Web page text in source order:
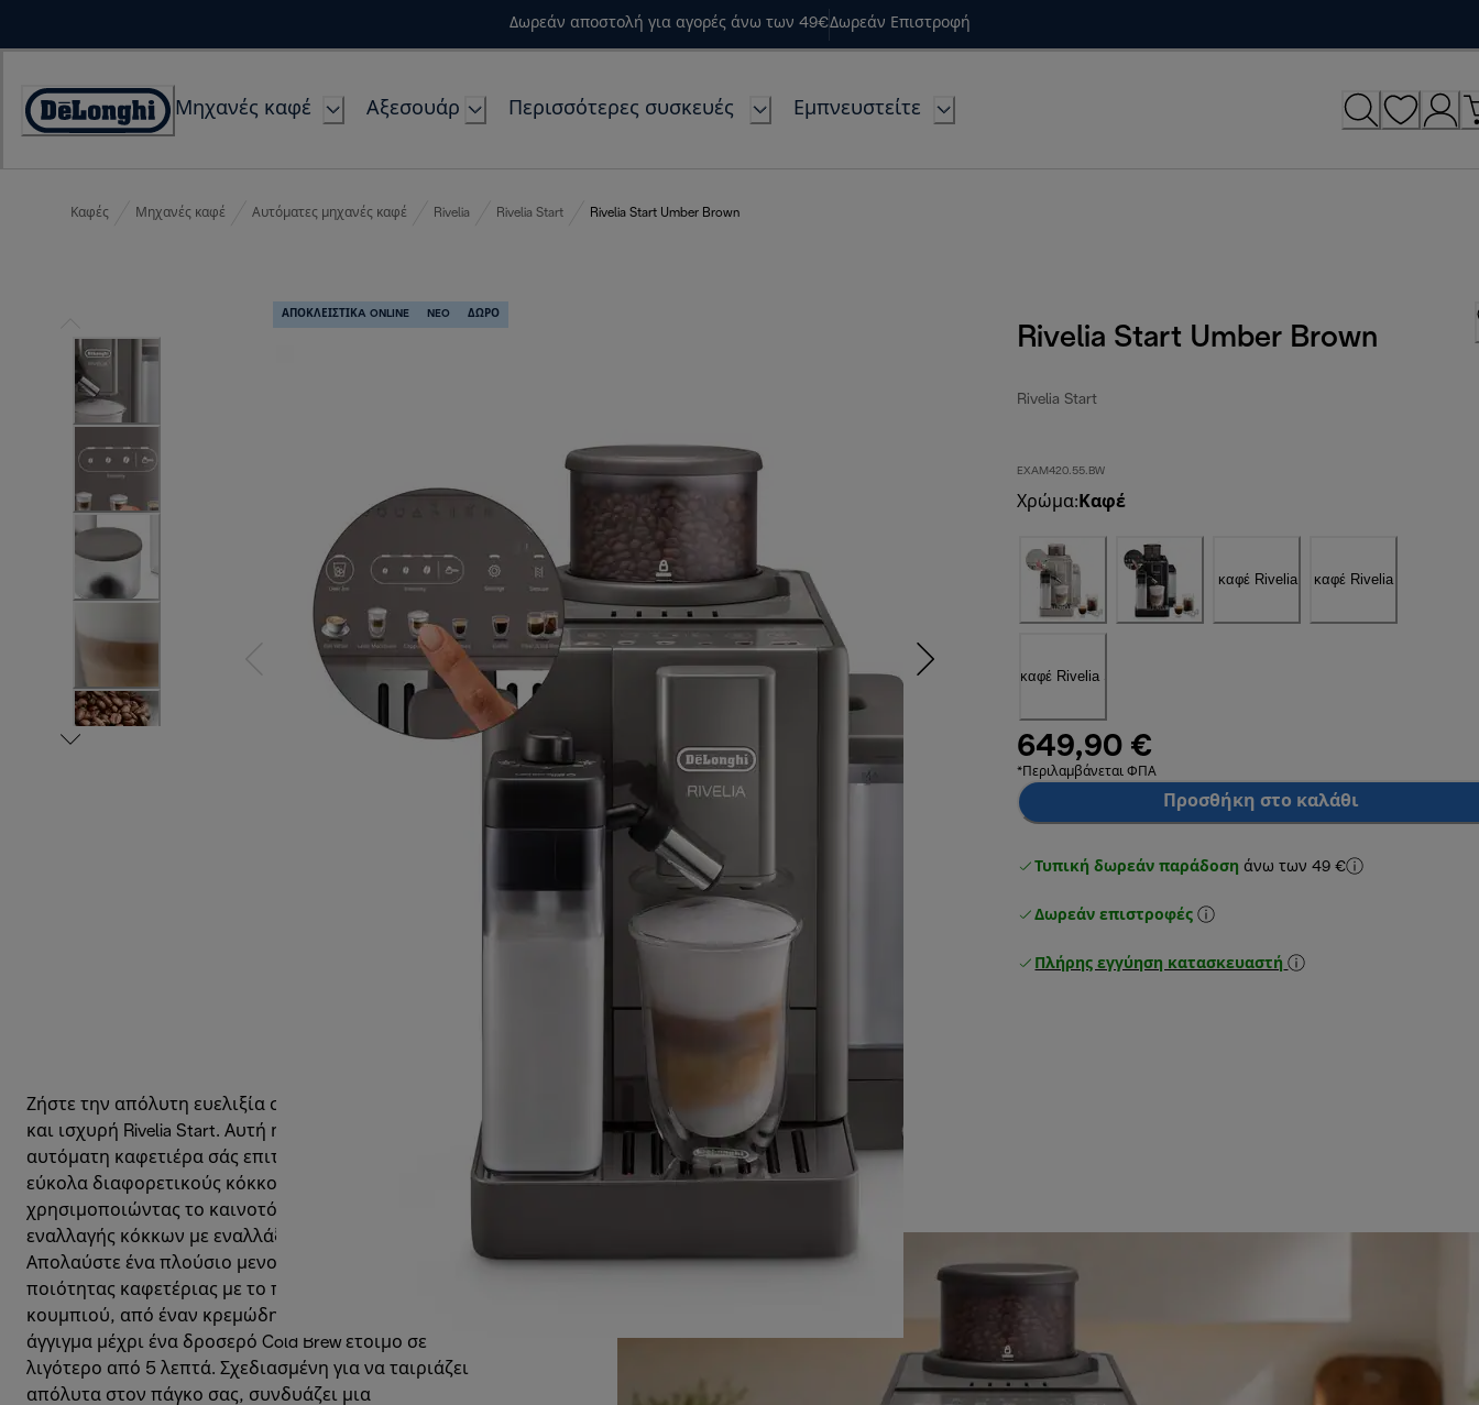
Δωρεάν αποστολή για αγορές άνω των 49€Δωρεάν Επιστροφή
Accessibility
Μηχανές καφέ Αξεσουάρ Περισσότερες συσκευές Εμπνευστείτε
Καφές Μηχανές καφέ Αυτόματες μηχανές καφέ Rivelia Rivelia Start Rivelia Start Umber Brown
ΑΠΟΚΛΕΙΣΤΙΚA ONLINE NEO ΔΩΡΟ
Rivelia Start Umber Brown
Rivelia Start
EXAM420.55.BW
Χρώμα: Καφέ
649,90 €
*Περιλαμβάνεται ΦΠΑ
Προσθήκη στο καλάθι
Τυπική δωρεάν παράδοση άνω των 49 €
Δωρεάν επιστροφές
Πλήρης εγγύηση κατασκευαστή
Ζήστε την απόλυτη ευελιξία στον καφέ με τη μικρή
και ισχυρή Rivelia Start. Αυτή η συμπαγής, κομψή
αυτόματη καφετιέρα σάς επιτρέπει να εξερευνάτε
εύκολα διαφορετικούς κόκκους καφέ,
χρησιμοποιώντας το καινοτόμο σύστημα
εναλλαγής κόκκων με εναλλάξιμα δοχεία.
Απολαύστε ένα πλούσιο μενού 10 ροφημάτων
ποιότητας καφετέριας με το πάτημα ενός
κουμπιού, από έναν κρεμώδη Cappuccino με ένα
άγγιγμα μέχρι ένα δροσερό Cold Brew έτοιμο σε
λιγότερο από 5 λεπτά. Σχεδιασμένη για να ταιριάζει
απόλυτα στον πάγκο σας, συνδυάζει μια